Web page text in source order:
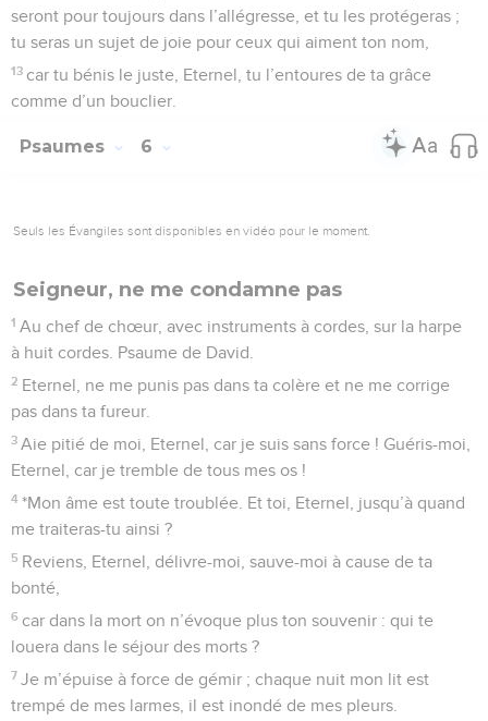
seront pour toujours dans l’allégresse, et tu les protégeras ;
tu seras un sujet de joie pour ceux qui aiment ton nom,
13 car tu bénis le juste, Eternel, tu l’entoures de ta grâce
comme d’un bouclier.
Psaumes 6
Seuls les Évangiles sont disponibles en vidéo pour le moment.
Seigneur, ne me condamne pas
1 Au chef de chœur, avec instruments à cordes, sur la harpe
à huit cordes. Psaume de David.
2 Eternel, ne me punis pas dans ta colère et ne me corrige
pas dans ta fureur.
3 Aie pitié de moi, Eternel, car je suis sans force ! Guéris-moi,
Eternel, car je tremble de tous mes os !
4 *Mon âme est toute troublée. Et toi, Eternel, jusqu’à quand
me traiteras-tu ainsi ?
5 Reviens, Eternel, délivre-moi, sauve-moi à cause de ta
bonté,
6 car dans la mort on n’évoque plus ton souvenir : qui te
louera dans le séjour des morts ?
7 Je m’épuise à force de gémir ; chaque nuit mon lit est
trempé de mes larmes, il est inondé de mes pleurs.